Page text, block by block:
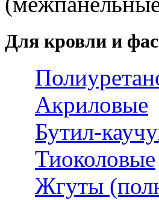
Для кровли и
Акриловые
Бутил-
Тиоколовые
Жгуты